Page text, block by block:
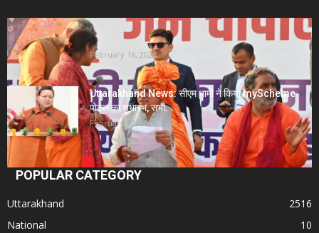
Uttarakhand News- सीएम धामी सख्त: जनता की समस्याओं
पर देरी बर्दाश्त...
February 16, 2026
Uttarakhand News: सीएम धामी ने किया myScheme
पोर्टल का शुभारंभ, सभी...
February 20, 2026
POPULAR CATEGORY
Uttarakhand
2516
National
10